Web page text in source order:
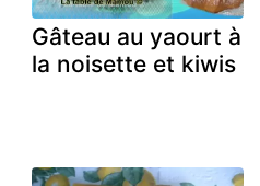
Gâteau au yaourt à
la noisette et kiwis